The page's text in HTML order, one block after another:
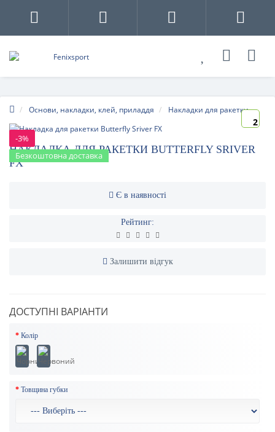
Основи, накладки, клей, приладдя Накладки для ракетки
-3%
Безкоштовна доставка
2
НАКЛАДКА ДЛЯ РАКЕТКИ BUTTERFLY SRIVER
FX
Є в наявності
Рейтинг:
Залишити відгук
ДОСТУПНІ ВАРІАНТИ
Колір
Товщина губки